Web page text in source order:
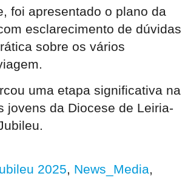
foi apresentado o plano da
esclarecimento de dúvidas
sobre os vários
uma etapa significativa na
jovens da Diocese de Leiria-
2025, News_Media,